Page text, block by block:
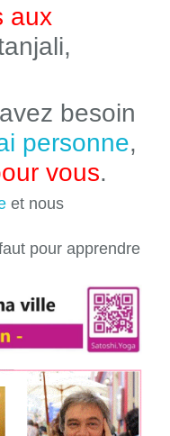
aux
besoin
personne,
vous.
et nous
pour apprendre